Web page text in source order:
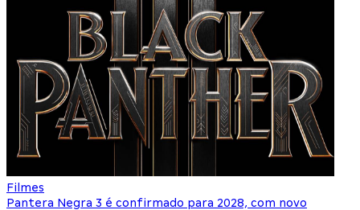
Filmes
Pantera Negra 3 é confirmado para 2028, com novo